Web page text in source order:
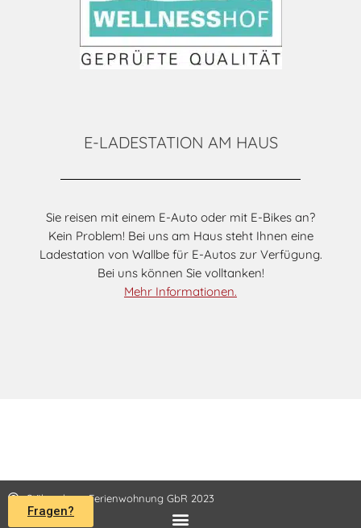
E-LADESTATION AM HAUS
Sie reisen mit einem E-Auto oder mit E-Bikes an?
Kein Problem! Bei uns am Haus steht Ihnen eine
Ladestation von Wallbe für E-Autos zur Verfügung.
Bei uns können Sie volltanken!
Mehr Informationen.
Fragen?
Stührenberg Ferienwohnung GbR 2023